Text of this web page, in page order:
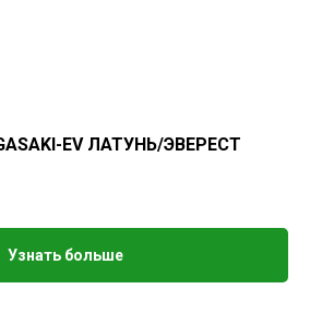
EV ЛАТУНЬ/ЭВЕРЕСТ
Узнать больше